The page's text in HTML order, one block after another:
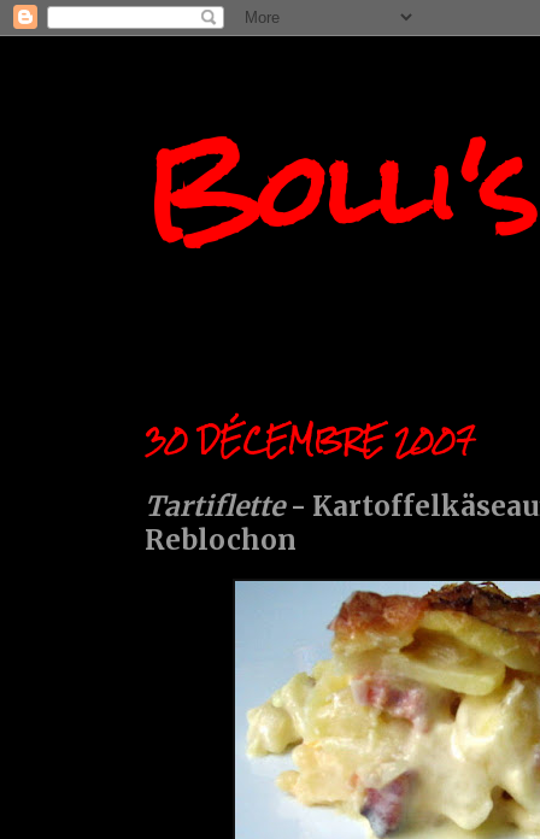
30 DÉCEMBRE 2007
Tartiflette-
Reblochon